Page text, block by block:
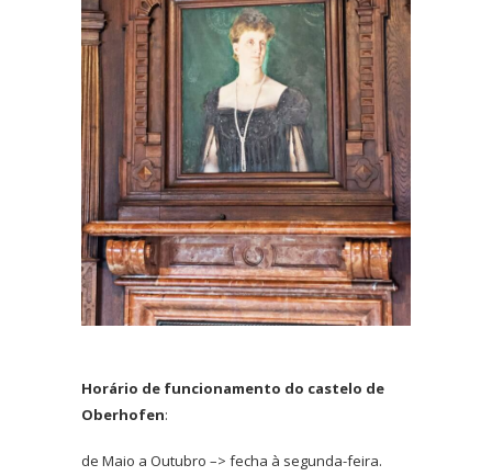
Horário de funcionamento do castelo de
Oberhofen:
de Maio a Outubro –> fecha à segunda-feira.